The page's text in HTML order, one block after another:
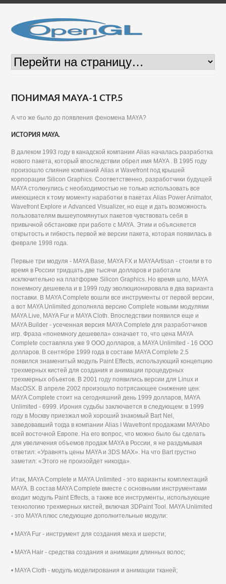
ПОНИМАЯ MAYA-1 СТР.5
А что же было до появления феномена MAYA?
ИСТОРИЯ MAYA.
В далеком 1993 году в канадской компании Alias началась разработка
нового пакета, который впоследствии обрел имя MAYA . В 1995 году
произошло слияние компаний Alias и Wavefront под крышей
корпорации Silicon Graphics. Соответственно, разработчики будущей
MAYA столкнулись с необходимостью не только использовать все
имеющиеся к тому моменту наработки в пакетах Alias Power Animator,
Wavefront Explore и Advanced Visualizer, но еще и дать возможность
пользователям вышеупомянутых пакетов чувствовать себя в
привычной обстановке при работе с MAYA. Этим и объясняется
открытость и гибкость первой же версии пакета, которая появилась в
феврале 1998 года.
Первые три модуля - MAYA Base, MAYA FX и MAYAArtisan - стоили в то
время в России тридцать две тысячи долларов и работали
исключительно на платформе Silicon Graphics. Но время шло, MAYA
понемногу дешевела и в 1999 году эволюционировала в два варианта
поставки. В MAYA Complete вошли все инструменты от первой версии,
а вот MAYA Unlimited дополняла версию Complete новыми модулями
MAYA Live, MAYA Fur и MAYA Cloth. Впоследствии появился еще и
MAYA Builder - усеченная версия MAYA Complete для разработчиков
игр. Фраза «понемногу дешевела» означает то, что цена MAYA
Complete составляла уже 9 ООО долларов, a MAYA Unlimited - 16 ООО
долларов. В сентябре 1999 года в составе MAYA Complete 2.5
появился знаменитый модуль Paint Effects, использующий концепцию
трехмерных кистей для создания и анимации процедурных
трехмерных объектов. В 2001 году появились версии для Linux и
MacOSX. В апреле 2002 произошло потрясающее снижение цен:
MAYA Complete стоит на сегодняшний день 1999 долларов, MAYA
Unlimited - 6999. Ирония судьбы заключается в следующем: в 1999
году в Москву приезжал мой хороший знакомый Bart Nel,
заведовавший тогда в компании Alias I Wavefront продажами MAYAbo
всей восточной Европе. На его вопрос, что можно было бы сделать
для увеличения объемов продаж MAYA в России, я не раздумывая
ответил: «Уравнять цены MAYA и 3DS МАХ». На что Bart грустно
заметил: «Этого не произойдет никогда».
Итак, MAYA Complete и MAYA Unlimited - это варианты комплектаций
MAYA. В состав MAYA Complete вместе с основными инструментами
входит модуль Paint Effects, а также все инструменты, использующие
технологию трехмерных кистей, включая 3DPaint Tool. MAYA Unlimited
- это MAYA плюс следующие дополнительные модули:
• MAYA Fur - инструмент для создания меха и шерсти;
• MAYA Hair - средства создания и анимации длинных волос;
• MAYA Cloth - модуль моделирования и анимации тканей;